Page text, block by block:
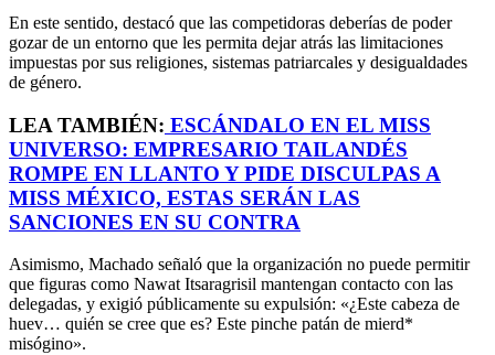
En este sentido, destacó que las competidoras deberías de poder
gozar de un entorno que les permita dejar atrás las limitaciones
impuestas por sus religiones, sistemas patriarcales y desigualdades
de género.
LEA TAMBIÉN: ESCÁNDALO EN EL MISS
UNIVERSO: EMPRESARIO TAILANDÉS
ROMPE EN LLANTO Y PIDE DISCULPAS A
MISS MÉXICO, ESTAS SERÁN LAS
SANCIONES EN SU CONTRA
Asimismo, Machado señaló que la organización no puede permitir
que figuras como Nawat Itsaragrisil mantengan contacto con las
delegadas, y exigió públicamente su expulsión: «¿Este cabeza de
huev… quién se cree que es? Este pinche patán de mierd*
misógino».